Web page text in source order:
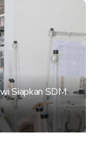
Siapkan SDM